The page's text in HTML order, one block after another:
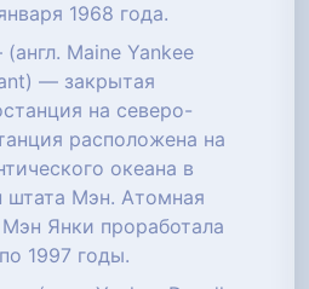
1968 года.
Maine Yankee
— закрытая
на северо-
расположена на
океана в
штата Мэн. Атомная
Янки проработала
1997 годы.